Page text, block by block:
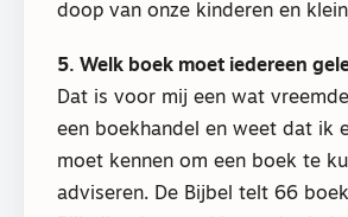
doop van onze kinderen en
5. Welk boek moet iedereen
Dat is voor mij een wat
een boekhandel en weet dat ik
moet kennen om een boek te
adviseren. De Bijbel telt 66